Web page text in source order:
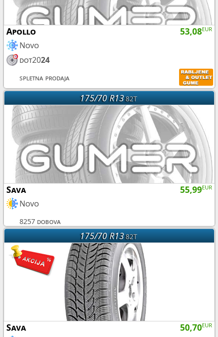
53,08EUR
Apollo
Novo
dot2024
spletna prodaja
175/70 R1382T
55,99EUR
Sava
Novo
8257 dobova
175/70 R1382T
50,70EUR
Sava